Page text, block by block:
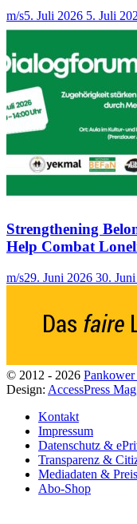
m/s5. Juli 2026 5. Juli
Strengthening
Help Combat
m/s29. Juni 2026 30.
© 2012 - 2026
Design: AccessPress
Kontakt
Impressum
Datenschutz &
Transparenz &
Mediadaten &
Abo-Shop